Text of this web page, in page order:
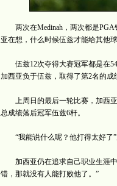
两次在Medinah，两次都是PGA
亚在想，什么时候伍兹才能给其他
伍兹12次夺得大赛冠军都是在54
加西亚负于伍兹，取得了第2名的成
上周日的最后一轮比赛，加西亚
总成绩落后冠军伍兹6杆。
“我能说什么呢？他打得太好了”
加西亚仍在追求自己职业生涯中
错，那就没有人能打败他了。”